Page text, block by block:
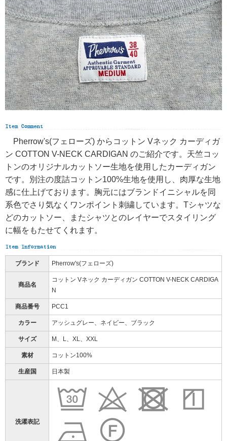
Pherrow's(フェローズ) からコットン Vネック カーディガ
ン COTTON V-NECK CARDIGAN のご紹介です。天竺コッ
トンのオリジナルカットソー生地を使用したカーディガン
です。別注の度詰コットン100%生地を使用し、肉厚な生地
感に仕上げております。胸元にはブランドイニシャルを同
系色でさり気なくワンポイント刺繍しています。Tシャツな
どのカットソー、またシャツとのレイヤーでスタイリング
に幅をもたせてくれます。
ブランド Pherrow's(フェローズ)
商品名
コットン Vネック カーディガン COTTON V-NECK CARDIGA
N
商品番号 PCC1
カラー アッシュグレー、ネイビー、ブラック
サイズ M、L、XL、XXL
素材 コットン100%
生産国 日本製
洗濯表記